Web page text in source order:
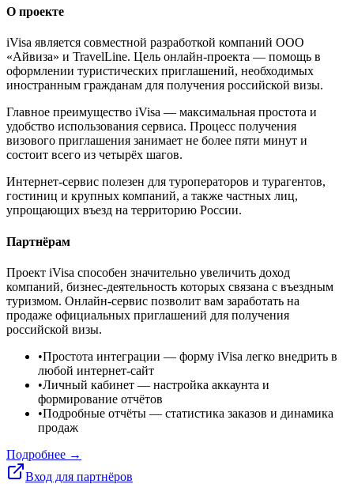
О проекте
iVisa является совместной разработкой компаний ООО
«Айвиза» и TravelLine. Цель онлайн-проекта — помощь в
оформлении туристических приглашений, необходимых
иностранным гражданам для получения российской визы.
Главное преимущество iVisa — максимальная простота и
удобство использования сервиса. Процесс получения
визового приглашения занимает не более пяти минут и
состоит всего из четырёх шагов.
Интернет-сервис полезен для туроператоров и турагентов,
гостиниц и крупных компаний, а также частных лиц,
упрощающих въезд на территорию России.
Партнёрам
Проект iVisa способен значительно увеличить доход
компаний, бизнес-деятельность которых связана с въездным
туризмом. Онлайн-сервис позволит вам заработать на
продаже официальных приглашений для получения
российской визы.
•Простота интеграции — форму iVisa легко внедрить в
любой интернет-сайт
•Личный кабинет — настройка аккаунта и
формирование отчётов
•Подробные отчёты — статистика заказов и динамика
продаж
Подробнее →
Вход для партнёров